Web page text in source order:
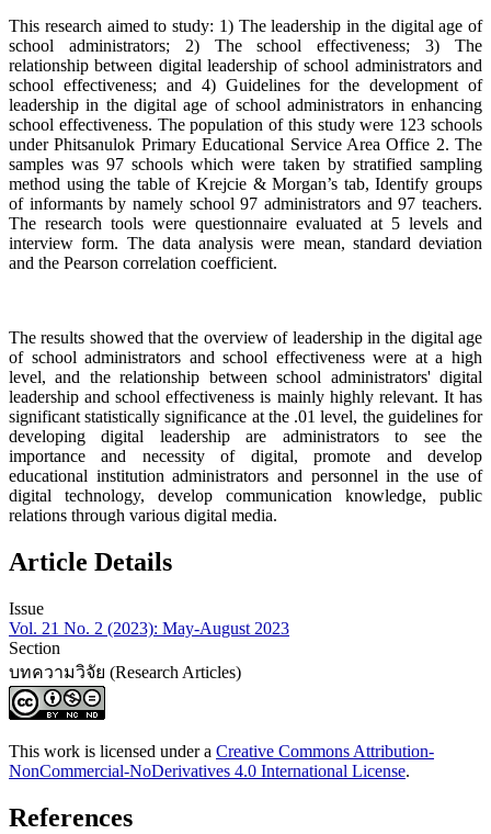
This research aimed to study: 1) The leadership in the digital age of
school administrators; 2) The school effectiveness; 3) The
relationship between digital leadership of school administrators and
school effectiveness; and 4) Guidelines for the development of
leadership in the digital age of school administrators in enhancing
school effectiveness. The population of this study were 123 schools
under Phitsanulok Primary Educational Service Area Office 2. The
samples was 97 schools which were taken by stratified sampling
method using the table of Krejcie & Morgan’s tab, Identify groups
of informants by namely school 97 administrators and 97 teachers.
The research tools were questionnaire evaluated at 5 levels and
interview form. The data analysis were mean, standard deviation
and the Pearson correlation coefficient.
The results showed that the overview of leadership in the digital age
of school administrators and school effectiveness were at a high
level, and the relationship between school administrators' digital
leadership and school effectiveness is mainly highly relevant. It has
significant statistically significance at the .01 level, the guidelines for
developing digital leadership are administrators to see the
importance and necessity of digital, promote and develop
educational institution administrators and personnel in the use of
digital technology, develop communication knowledge, public
relations through various digital media.
Article Details
Issue
Vol. 21 No. 2 (2023): May-August 2023
Section
บทความวิจัย (Research Articles)
This work is licensed under a Creative Commons Attribution-
NonCommercial-NoDerivatives 4.0 International License.
References